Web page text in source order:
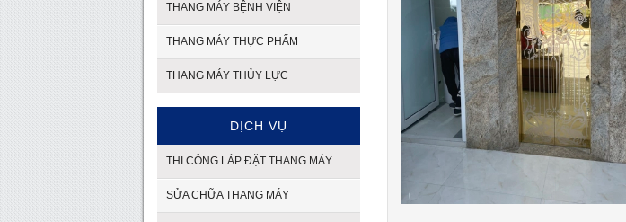
THANG MÁY BỆNH VIỆN
THANG MÁY THỰC PHẨM
THANG MÁY THỦY LỰC
DỊCH VỤ
THI CÔNG LẮP ĐẶT THANG MÁY
SỬA CHỮA THANG MÁY